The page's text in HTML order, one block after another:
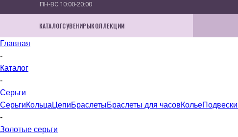
ПН-ВС 10:00-20:00
КАТАЛОГСУВЕНИРЫКОЛЛЕКЦИИ
Главная
-
Каталог
-
Серьги
СерьгиКольца ЦепиБраслетыБраслеты для часовКольеПодвески
-
Золотые серьги